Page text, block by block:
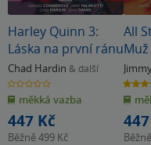
Harley Quinn 3:
Láska na první ránu
Chad Hardin & další
0.0
z
5
hvězdiček
měkká vazba
447 Kč
Běžně499 Kč
All
Gray
4.0
z
5
Běžně